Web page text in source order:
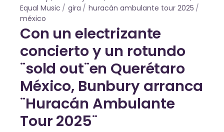
Equal Music
gira
huracán ambulante tour 2025
méxico
Con un electrizante
concierto y un rotundo
¨sold out¨en Querétaro
México, Bunbury arranca
¨Huracán Ambulante
Tour 2025¨